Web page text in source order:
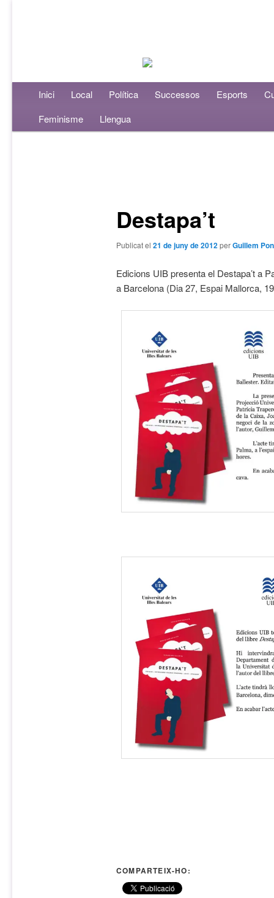
Menú principalAneu al contingut principal
Aneu al contingut secundari
Inici Local Política Successos Esports
Feminisme
Llengua
Destapa’t
Publicat el 21 de juny de 2012perGuillem
Edicions UIB presenta el Destapa’t a
a Barcelona (Dia 27, Espai Mallorca,
COMPARTEIX-HO: